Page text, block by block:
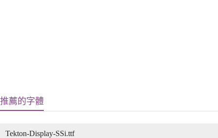
推薦的字體
Tekton-Display-SSi.ttf